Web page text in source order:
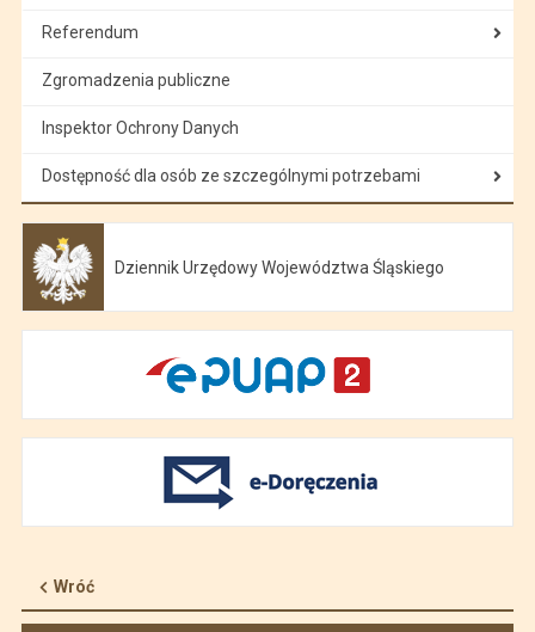
Referendum
Zgromadzenia publiczne
Inspektor Ochrony Danych
Dostępność dla osób ze szczególnymi potrzebami
Dziennik Urzędowy Województwa Śląskiego
Wróć